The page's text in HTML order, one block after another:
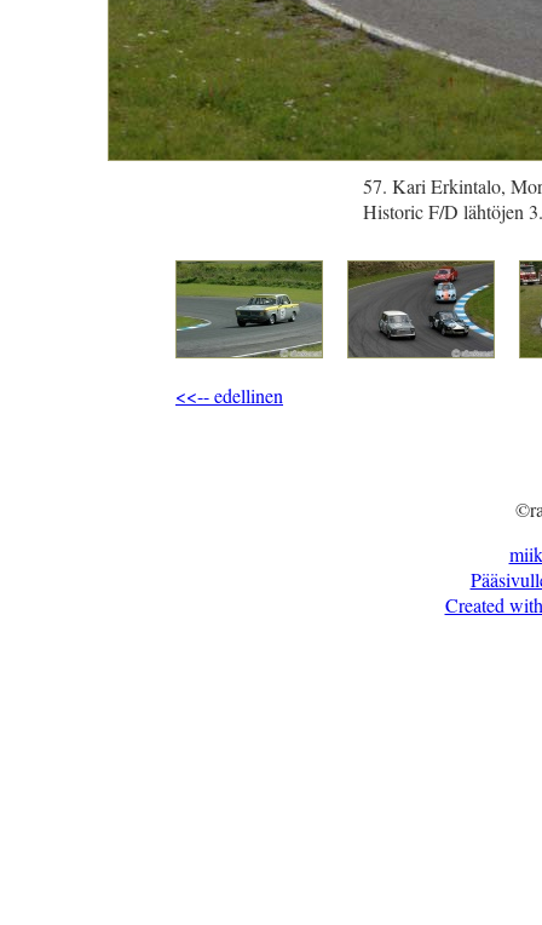
57. Kari Erkintalo,
Historic F/D lähtöjen 3.
<<-- edellinen
Created